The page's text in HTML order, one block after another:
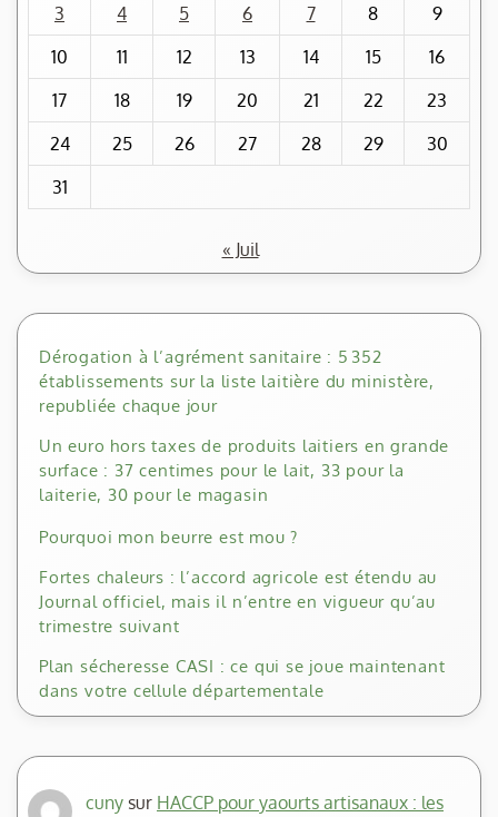
3
4 5 6 7 8
9
10
11 12 13 14 15
16
17
18 19 20 21 22
23
24
25 26 27 28 29
30
31
« Juil
Dérogation à l’agrément sanitaire : 5 352
établissements sur la liste laitière du ministère,
republiée chaque jour
Un euro hors taxes de produits laitiers en grande
surface : 37 centimes pour le lait, 33 pour la
laiterie, 30 pour le magasin
Pourquoi mon beurre est mou ?
Fortes chaleurs : l’accord agricole est étendu au
Journal officiel, mais il n’entre en vigueur qu’au
trimestre suivant
Plan sécheresse CASI : ce qui se joue maintenant
dans votre cellule départementale
cuny sur HACCP pour yaourts artisanaux : les